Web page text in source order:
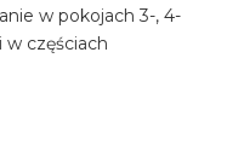
w pokojach 3-, 4-
w częściach